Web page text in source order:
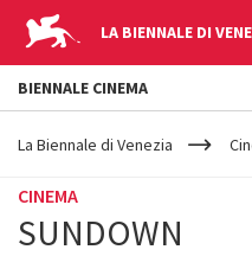
LA BIENNALE DI
YOUR
ARE
La Biennale di Venezia
CINEMA
SUNDOWN
BIENNALE CINEMA